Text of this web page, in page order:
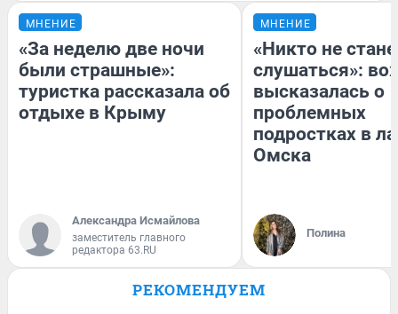
МНЕНИЕ
«За неделю две ночи
были страшные»:
туристка рассказала об
отдыхе в Крыму
Александра Исмайлова
заместитель главного
редактора 63.RU
МНЕНИЕ
«Никто не
слушаться»:
высказалась о
проблемных
подростках в
Омска
Полина
РЕКОМЕНДУЕМ